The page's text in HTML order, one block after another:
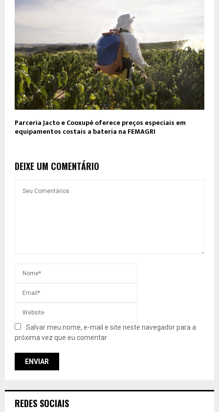
Parceria Jacto e Cooxupé oferece preços especiais em
equipamentos costais a bateria na FEMAGRI
DEIXE UM COMENTÁRIO
Salvar meu nome, e-mail e site neste navegador para a
próxima vez que eu comentar
REDES SOCIAIS